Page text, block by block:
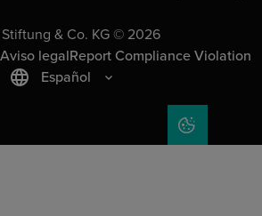
& Co. KG © 2026
Aviso legalReport Compliance Violation
Español
COOKIE